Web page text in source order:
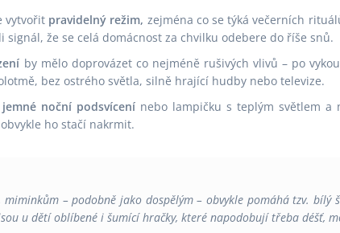
vytvořit pravidelný režim, zejména co se týká večerních
signál, že se celá domácnost za chvilku odebere do říše snů.
by mělo doprovázet co nejméně rušivých vlivů – po
bez ostrého světla, silně hrající hudby nebo televize.
jemné noční podsvícení nebo lampičku s teplým světlem
ho stačí nakrmit.
– podobně jako dospělým – obvykle pomáhá tzv. bílý
u dětí oblíbené i šumící hračky, které napodobují třeba déšť,